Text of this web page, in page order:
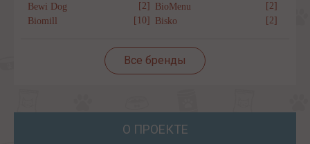
Bewi Dog
[2] BioMenu
[2]
Biomill
[10] Bisko [2]
Все бренды
О ПРОЕКТЕ